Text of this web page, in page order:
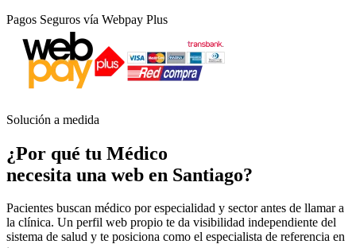
Pagos Seguros vía Webpay Plus
Solución a medida
¿Por qué tu Médico
necesita una web en Santiago?
Pacientes buscan médico por especialidad y sector antes de llamar a
la clínica. Un perfil web propio te da visibilidad independiente del
sistema de salud y te posiciona como el especialista de referencia en